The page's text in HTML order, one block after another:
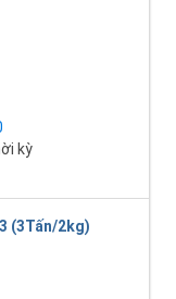
kỳ
(3Tấn/2kg)